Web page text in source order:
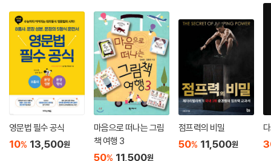
⑦ 마테라
⑧ 알베로벨로
⑨ 폴리냐노 아 마레
Special 살레르노
▶이탈리아 주요 도시 렌터카 픽업 및 반납편
▶이탈리아 ZTL 지역을 확인하는 방법
▶이탈리아 필수 회화
하는 대중교통보다는 개별적이고 프라이빗하게 즐기는 자동차 여행에 대
한 관심이 폭발적이다.
이 책에서는 서쪽의 거점 마을인 볼차노부터 동쪽의 거점 마을 코르티나
담페초까지 돌로미티 주요 거점 마을의 주차장 좌표부터 숙소, 레스토랑까
지 자세히 소개한다. 돌로미티 슈퍼 썸머 카드 등 돌로미티의 수많은 리프
트들을 경제적으로 이용할 수 있는 무제한 이용 카드에 대한 팁은 덤. 전문
가가 아니라면 결코 알 수 없는 알짜 정보다. 또 알페 디 시우시, 세체다 오
들레 같은 돌로미티의 주요 산악군과 카레자 호수, 브라이에스 호수 등 꼭
봐야 할 돌로미티의 주요 호수, 주요 산장, 파소라 불리는 주요 고갯길 등
영문법 필수 공식
10% 13,500원
마음으로 떠나는 그림
책 여행 3
50% 11,500원
점프력의 비밀
50% 11,500원